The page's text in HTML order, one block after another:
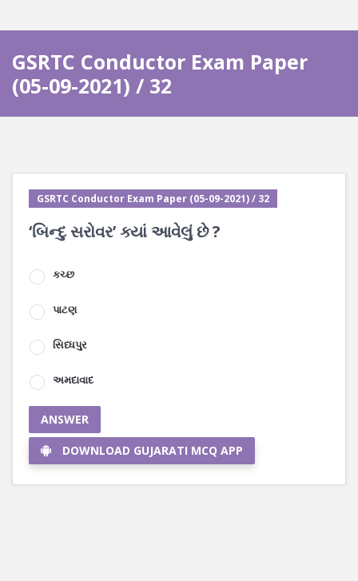
GSRTC Conductor Exam Paper
(05-09-2021) / 32
GSRTC Conductor Exam Paper (05-09-2021) / 32
‘બિન્દુ સરોવર’ ક્યાં આવેલું છે ?
કચ્છ
પાટણ
સિધ્ધપુર
અમદાવાદ
ANSWER
DOWNLOAD GUJARATI MCQ APP